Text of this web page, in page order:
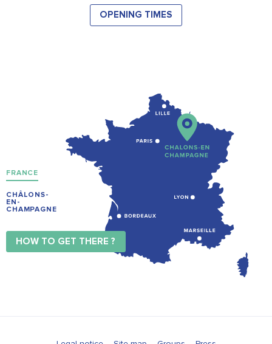
OPENING TIMES
FRANCE
CHÂLONS-
EN-
CHAMPAGNE
HOW TO GET THERE ?